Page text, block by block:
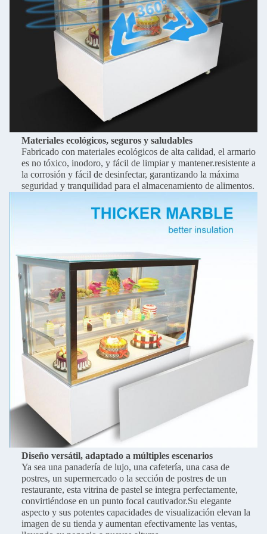
Materiales ecológicos, seguros y saludables
Fabricado con materiales ecológicos de alta calidad, el armario
es no tóxico, inodoro, y fácil de limpiar y mantener.resistente a
la corrosión y fácil de desinfectar, garantizando la máxima
seguridad y tranquilidad para el almacenamiento de alimentos.
Diseño versátil, adaptado a múltiples escenarios
Ya sea una panadería de lujo, una cafetería, una casa de
postres, un supermercado o la sección de postres de un
restaurante, esta vitrina de pastel se integra perfectamente,
convirtiéndose en un punto focal cautivador.Su elegante
aspecto y sus potentes capacidades de visualización elevan la
imagen de su tienda y aumentan efectivamente las ventas,